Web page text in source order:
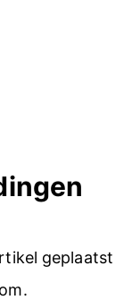
geplaatst